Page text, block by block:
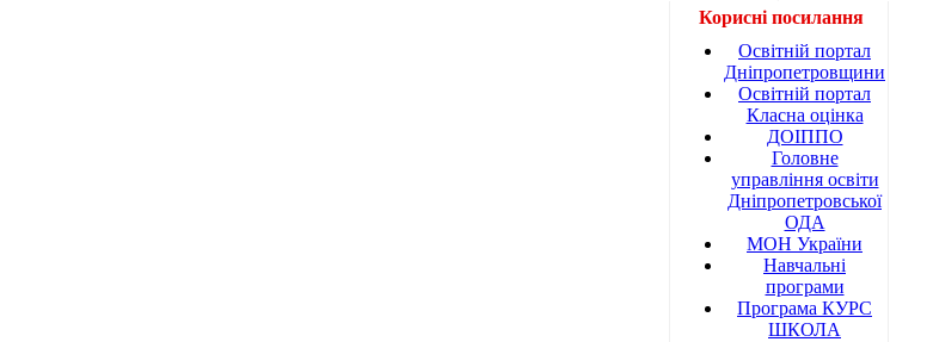
Корисні посилання
Освітній портал
Дніпропетровщини
Освітній портал
Класна оцінка
ДОІППО
Головне
управління освіти
Дніпропетровської
ОДА
МОН України
Навчальні
програми
Програма КУРС
ШКОЛА